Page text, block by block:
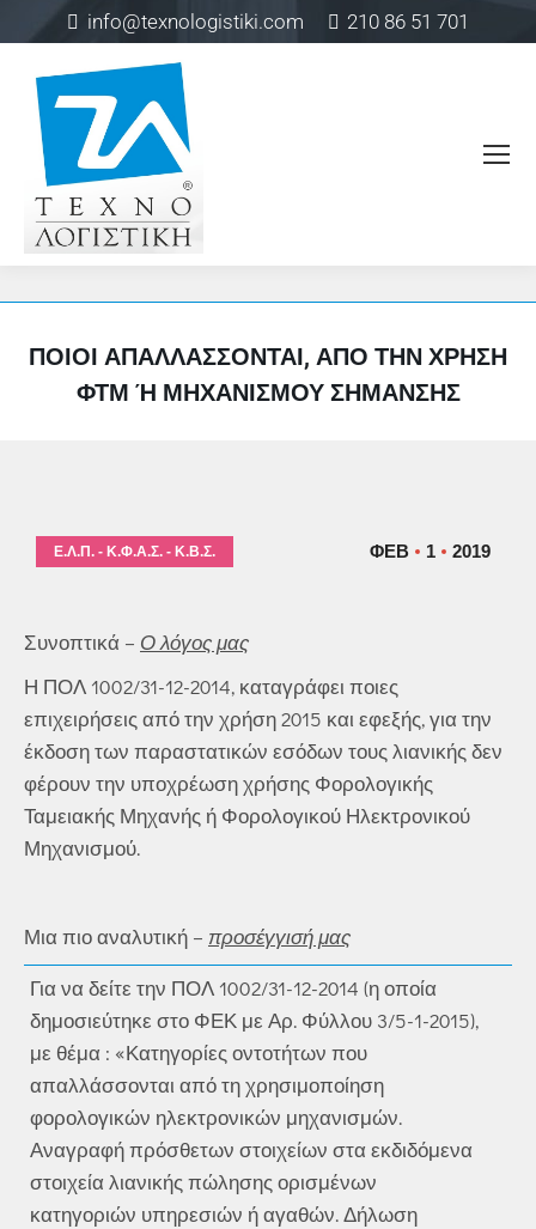
info@texnologistiki.com 210 86 51 701
ΠΟΙΟΙ ΑΠΑΛΛΆΣΣΟΝΤΑΙ, ΑΠΌ ΤΗΝ ΧΡΉΣΗ
ΦΤΜ Ή ΜΗΧΑΝΙΣΜΟΎ ΣΉΜΑΝΣΗΣ
ΦΕΒ 1 2019
Ε.Λ.Π. - Κ.Φ.Α.Σ. - Κ.Β.Σ.
Συνοπτικά – Ο λόγος μας
Η ΠΟΛ 1002/31-12-2014, καταγράφει ποιες
επιχειρήσεις από την χρήση 2015 και εφεξής, για την
έκδοση των παραστατικών εσόδων τους λιανικής δεν
φέρουν την υποχρέωση χρήσης Φορολογικής
Ταμειακής Μηχανής ή Φορολογικού Ηλεκτρονικού
Μηχανισμού.
Μια πιο αναλυτική – προσέγγισή μας
Για να δείτε την ΠΟΛ 1002/31-12-2014 (η οποία
δημοσιεύτηκε στο ΦΕΚ με Αρ. Φύλλου 3/5-1-2015),
με θέμα : «Κατηγορίες οντοτήτων που
απαλλάσσονται από τη χρησιμοποίηση
φορολογικών ηλεκτρονικών μηχανισμών.
Αναγραφή πρόσθετων στοιχείων στα εκδιδόμενα
στοιχεία λιανικής πώλησης ορισμένων
κατηγοριών υπηρεσιών ή αγαθών. Δήλωση